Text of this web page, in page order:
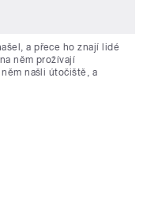
a přece ho znají lidé
něm prožívají
našli útočiště, a